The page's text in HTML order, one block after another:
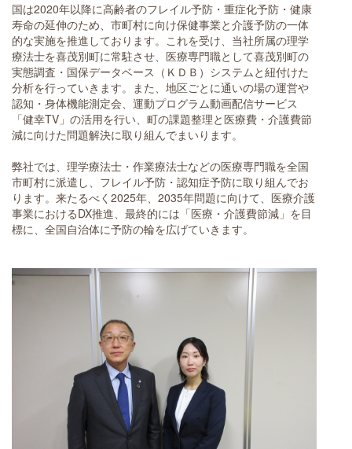
国は2020年以降に高齢者のフレイル予防・重症化予防・健康
寿命の延伸のため、市町村に向け保健事業と介護予防の一体
的な実施を推進しております。これを受け、当社所属の理学
療法士を喜茂別町に常駐させ、医療専門職として喜茂別町の
実態調査・国保データベース（ＫＤＢ）システムと紐付けた
分析を行っていきます。また、地区ごとに通いの場の運営や
認知・身体機能測定会、運動プログラム動画配信サービス
「健幸TV」の活用を行い、町の課題整理と医療費・介護費節
減に向けた問題解決に取り組んでまいります。
弊社では、理学療法士・作業療法士などの医療専門職を全国
市町村に派遣し、フレイル予防・認知症予防に取り組んでお
ります。来たるべく2025年、2035年問題に向けて、医療介護
事業におけるDX推進、最終的には「医療・介護費節減」を目
標に、全国自治体に予防の輪を広げていきます。